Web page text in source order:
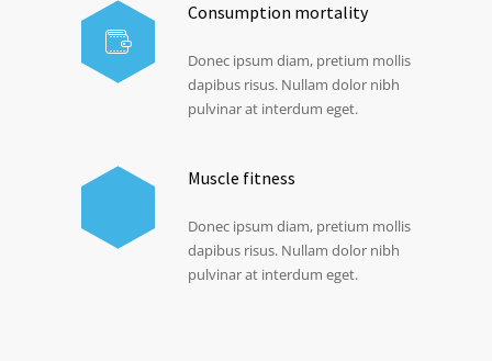
Consumption mortality
Donec ipsum diam, pretium mollis
dapibus risus. Nullam dolor nibh
pulvinar at interdum eget.
Muscle fitness
Donec ipsum diam, pretium mollis
dapibus risus. Nullam dolor nibh
pulvinar at interdum eget.